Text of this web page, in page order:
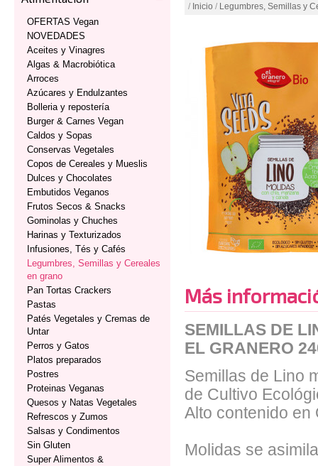
OFERTAS Vegan
NOVEDADES
Aceites y Vinagres
Algas & Macrobiótica
Arroces
Azúcares y Endulzantes
Bolleria y repostería
Burger & Carnes Vegan
Caldos y Sopas
Conservas Vegetales
Copos de Cereales y Mueslis
Dulces y Chocolates
Embutidos Veganos
Frutos Secos & Snacks
Gominolas y Chuches
Harinas y Texturizados
Infusiones, Tés y Cafés
Legumbres, Semillas y Cereales
en grano
Pan Tortas Crackers
Pastas
Patés Vegetales y Cremas de
Untar
Perros y Gatos
Platos preparados
Postres
Proteinas Veganas
Quesos y Natas Vegetales
Refrescos y Zumos
Salsas y Condimentos
Sin Gluten
Super Alimentos &
/ Inicio / Legumbres, Semillas y
Más
SEMILLAS DE
EL GRANERO
Semillas de Lino
de Cultivo
Alto contenido en
Molidas se